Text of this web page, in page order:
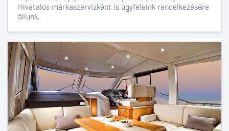
Hivatalos márkaszervizként is ügyfeleink rendelkezésére
állunk.